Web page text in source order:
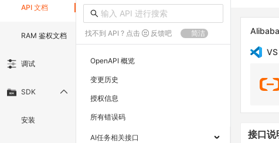
API 文档
RAM 鉴权文档
调试
SDK
安装
找不到 API ? 点击 反馈吧 简洁
OpenAPI 概览
变更历史
授权信息
所有错误码
AI任务相关接口 接口说